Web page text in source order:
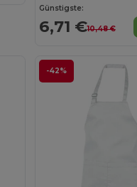
Günstigste:
6,71 €10,48 €
-42%